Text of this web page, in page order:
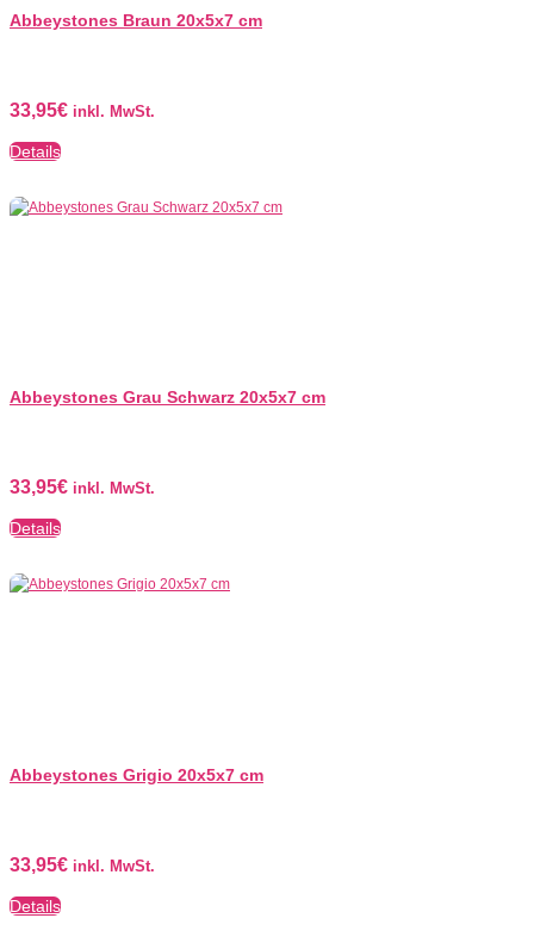
Abbeystones Braun 20x5x7 cm
33,95€ inkl. MwSt.
Details
Abbeystones Grau Schwarz 20x5x7 cm
33,95€ inkl. MwSt.
Details
Abbeystones Grigio 20x5x7 cm
33,95€ inkl. MwSt.
Details